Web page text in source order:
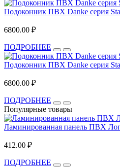
Подоконник ПВХ Danke серия
6800.00 ₽
ПОДРОБНЕЕ
Подоконник ПВХ Danke серия
6800.00 ₽
ПОДРОБНЕЕ
Популярные товары
Ламинированная панель ПВХ
412.00 ₽
ПОДРОБНЕЕ